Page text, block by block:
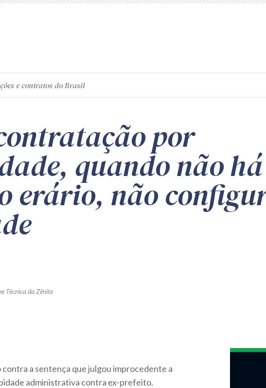
e contratos do Brasil
por
quando não
erário, não
Técnica da Zênite
a sentença que julgou improcedente a
administrativa contra ex-prefeito.